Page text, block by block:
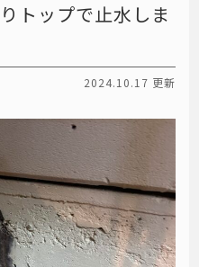
トップで止水しま
2024.10.17 更新